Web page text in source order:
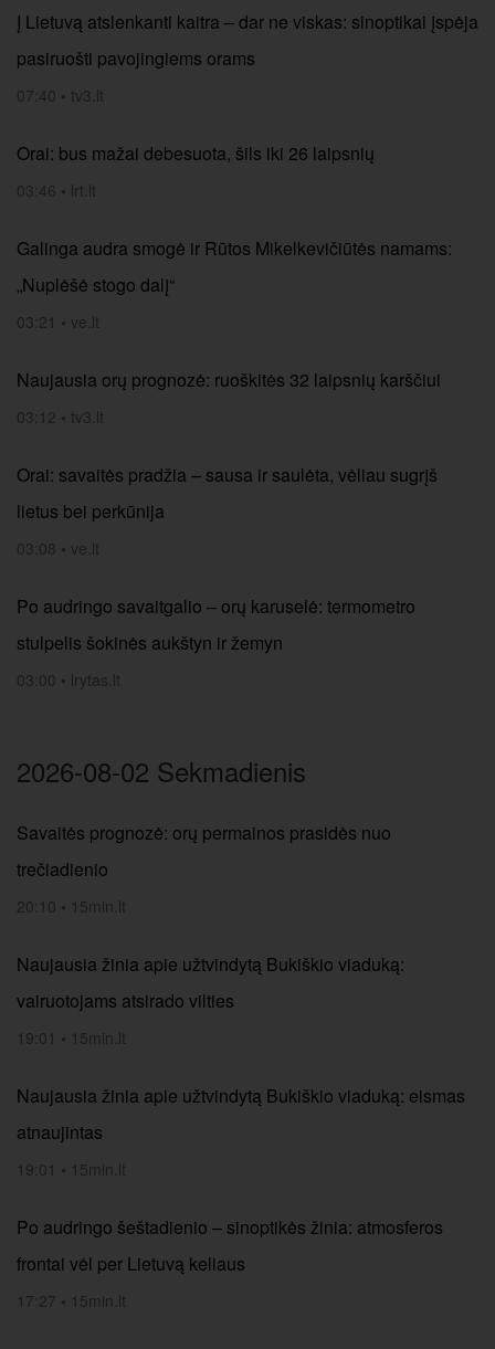
Į Lietuvą atslenkanti kaitra – dar ne viskas: sinoptikai įspėja
pasiruošti pavojingiems orams
07:40 • tv3.lt
Orai: bus mažai debesuota, šils iki 26 laipsnių
03:46 • lrt.lt
Galinga audra smogė ir Rūtos Mikelkevičiūtės namams:
„Nuplėšė stogo dalį“
03:21 • ve.lt
Naujausia orų prognozė: ruoškitės 32 laipsnių karščiui
03:12 • tv3.lt
Orai: savaitės pradžia – sausa ir saulėta, vėliau sugrįš
lietus bei perkūnija
03:08 • ve.lt
Po audringo savaitgalio – orų karuselė: termometro
stulpelis šokinės aukštyn ir žemyn
03:00 • lrytas.lt
2026-08-02 Sekmadienis
Savaitės prognozė: orų permainos prasidės nuo
trečiadienio
20:10 • 15min.lt
Naujausia žinia apie užtvindytą Bukiškio viaduką:
vairuotojams atsirado vilties
19:01 • 15min.lt
Naujausia žinia apie užtvindytą Bukiškio viaduką: eismas
atnaujintas
19:01 • 15min.lt
Po audringo šeštadienio – sinoptikės žinia: atmosferos
frontai vėl per Lietuvą keliaus
17:27 • 15min.lt